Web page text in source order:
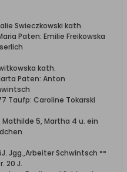
Swieczkowski kath.
Paten: Emilie Freikowska
kath.
Paten: Anton
Taufp: Caroline Tokarski
Mathilde 5, Martha 4 u. ein
Jgg.,Arbeiter Schwintsch °°
20 J.